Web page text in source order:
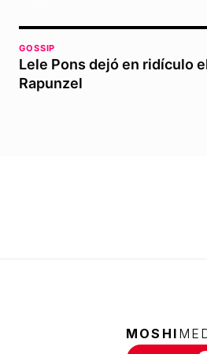
GOSSIP
Lele Pons dejó en ridículo
Rapunzel
MOSHI